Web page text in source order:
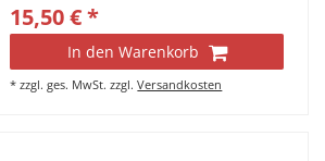
15,50 € *
In den Warenkorb
*zzgl. ges. MwSt. zzgl.Versandkosten